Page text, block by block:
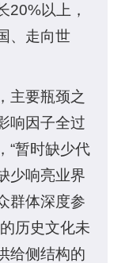
20%以上，
、走向世
主要瓶颈之
响因子全过
“暂时缺少代
少响亮业界
群体深度参
历史文化未
给侧结构的